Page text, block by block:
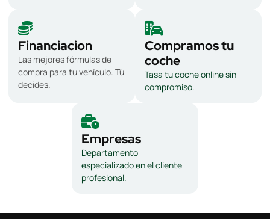
Financiacion
Las mejores fórmulas de
compra para tu vehículo. Tú
decides.
Compramos tu
coche
Tasa tu coche online sin
compromiso.
Empresas
Departamento
especializado en el cliente
profesional.